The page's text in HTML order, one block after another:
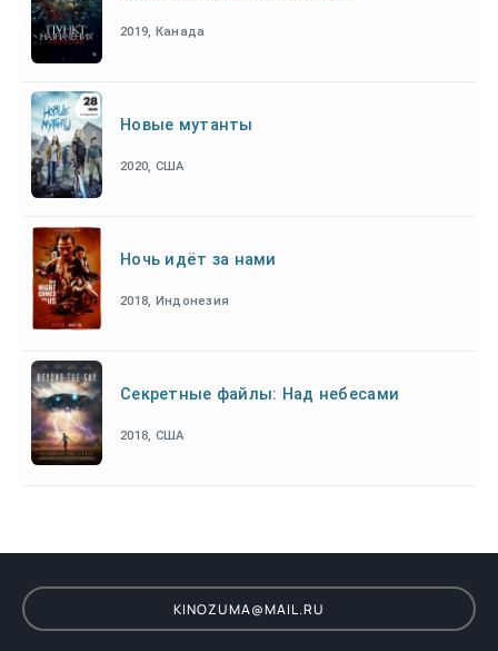
2019, Канада
Новые мутанты
2020, США
Ночь идёт за нами
2018, Индонезия
Секретные файлы: Над небесами
2018, США
KINOZUMA@MAIL.RU